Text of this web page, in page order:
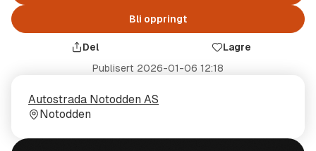
Bli oppringt
Del
Lagre
Publisert 2026-01-06 12:18
Selger
Autostrada Notodden AS
Selgerens
plass
Notodden